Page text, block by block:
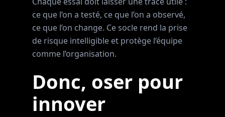
ce que l’on a testé, ce que l’on a observé,
ce que l’on change. Ce socle rend la prise
de risque intelligible et protège l’équipe
comme l’organisation.
Donc, oser pour
innover